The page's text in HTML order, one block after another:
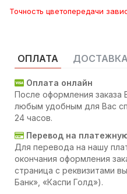
Точность цветопередачи
ОПЛАТА ДОСТАВКА
Оплата онлайн
После оформления
любым удобным для Вас
24 часов.
Перевод на
Для перевода на нашу
окончания оформления
страница с реквизитами
Банк», «Каспи Голд»).